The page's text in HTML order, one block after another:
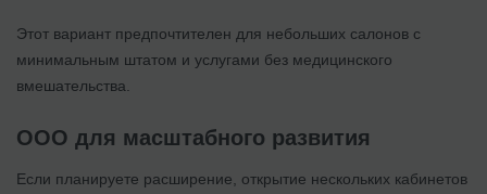
Этот вариант предпочтителен для небольших салонов с
минимальным штатом и услугами без медицинского
вмешательства.
ООО для масштабного развития
Если планируете расширение, открытие нескольких кабинетов